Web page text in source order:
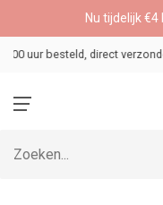
Nu tijdelijk